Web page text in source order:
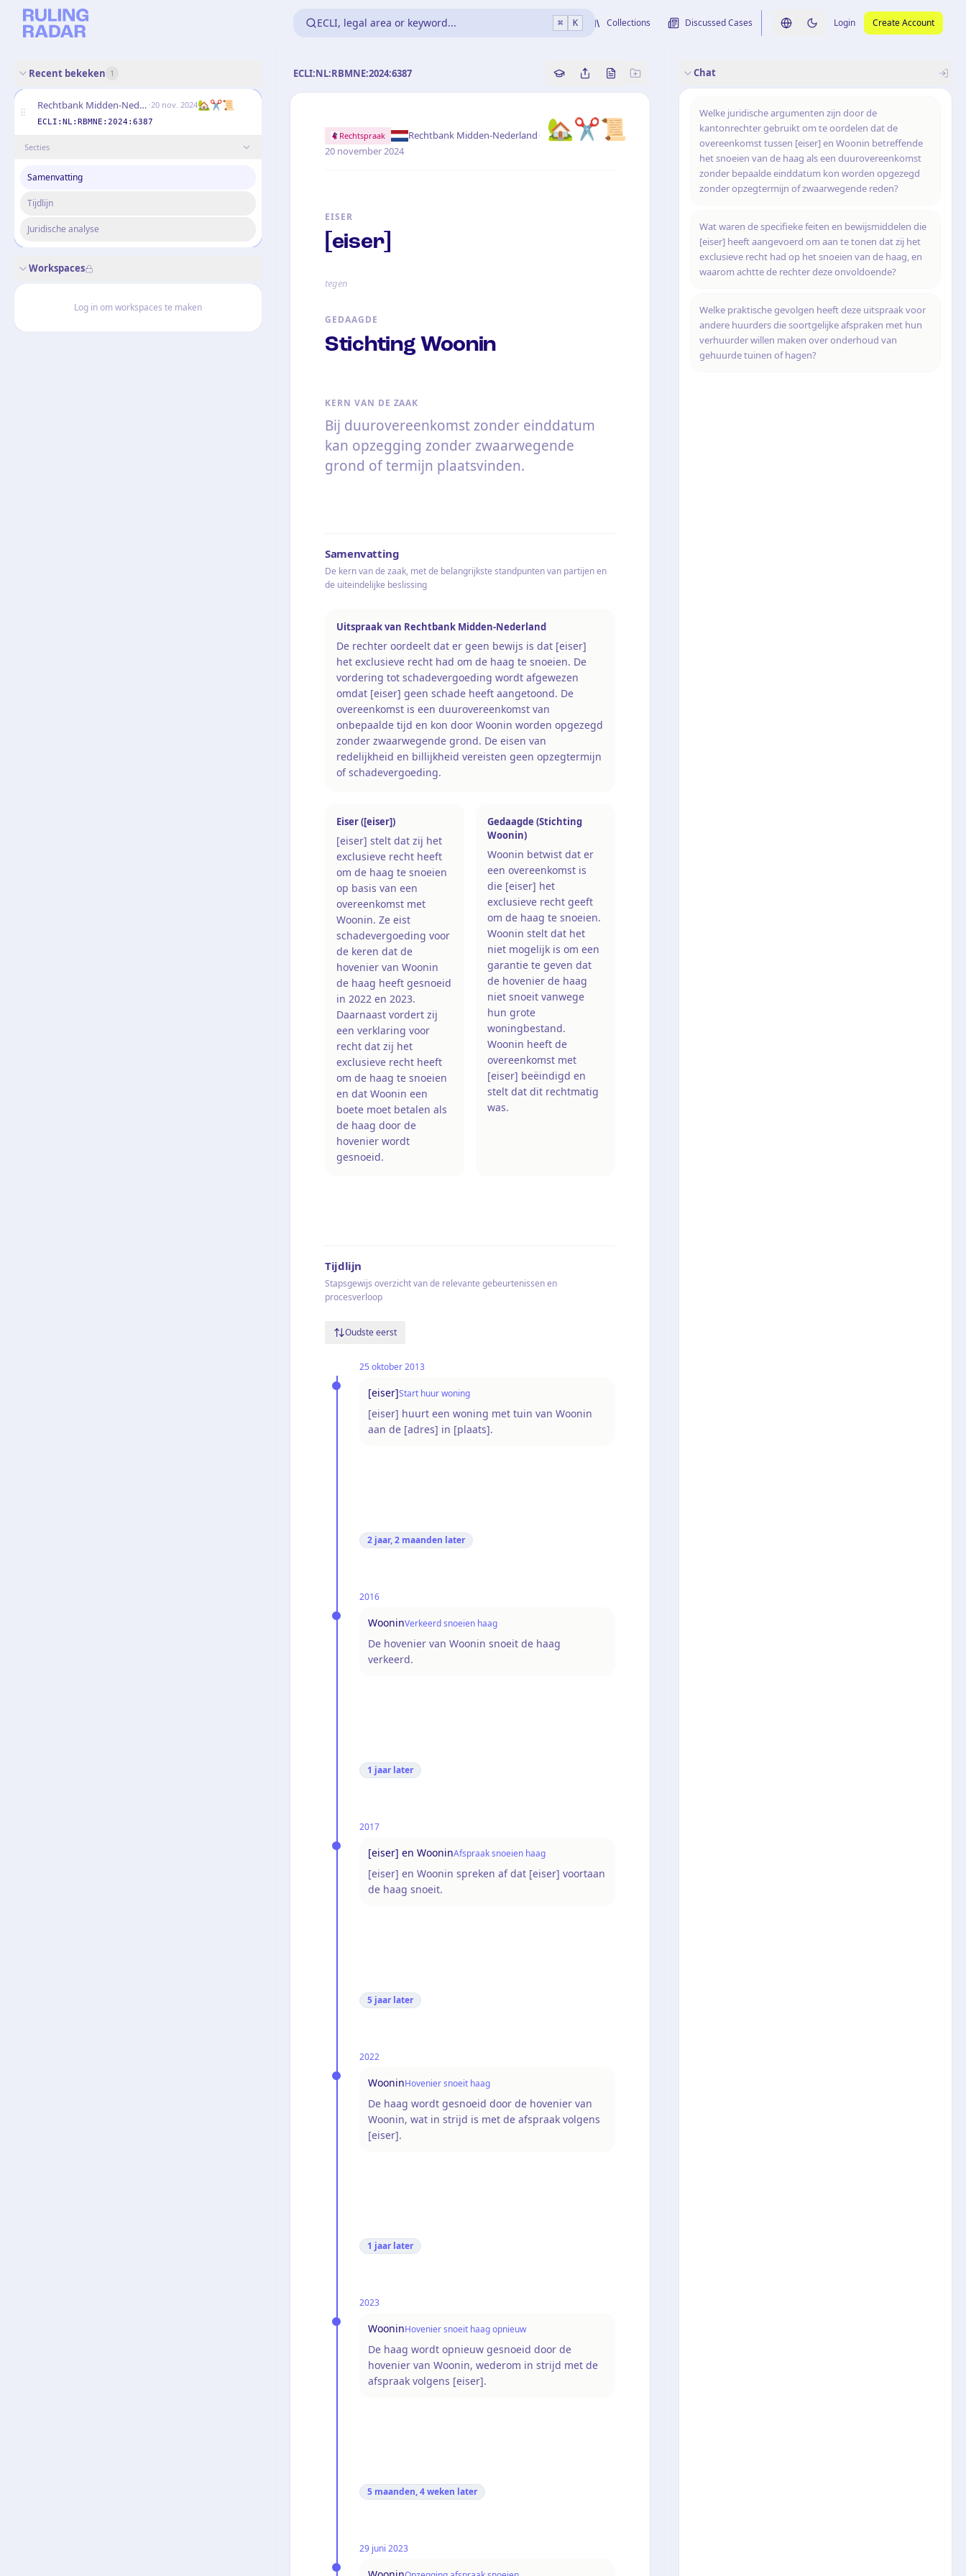
ECLI, legal area or keyword... ⌘ K Collections Discussed Cases Switch language
Switch to dark theme
Login Create Account
Recent bekeken 1
Rechtbank Midden-Nederland·20 nov. 2024🏡✂️📜
ECLI:NL:RBMNE:2024:6387
Secties
Samenvatting
Tijdlijn
Juridische analyse
Workspaces
Log in om workspaces te maken
ECLI:NL:RBMNE:2024:6387 Copy source reference
Share this analysis
Bekijk originele uitspraak
🏡✂️📜
Rechtspraak Rechtbank Midden-Nederland·
20 november 2024
EISER
[eiser]
tegen
GEDAAGDE
Stichting Woonin
KERN VAN DE ZAAK
Bij duurovereenkomst zonder einddatum
kan opzegging zonder zwaarwegende
grond of termijn plaatsvinden.
Samenvatting
De kern van de zaak, met de belangrijkste standpunten van partijen en
de uiteindelijke beslissing
Uitspraak van Rechtbank Midden-Nederland
De rechter oordeelt dat er geen bewijs is dat [eiser]
het exclusieve recht had om de haag te snoeien. De
vordering tot schadevergoeding wordt afgewezen
omdat [eiser] geen schade heeft aangetoond. De
overeenkomst is een duurovereenkomst van
onbepaalde tijd en kon door Woonin worden opgezegd
zonder zwaarwegende grond. De eisen van
redelijkheid en billijkheid vereisten geen opzegtermijn
of schadevergoeding.
Eiser ([eiser])
[eiser] stelt dat zij het
exclusieve recht heeft
om de haag te snoeien
op basis van een
overeenkomst met
Woonin. Ze eist
schadevergoeding voor
de keren dat de
hovenier van Woonin
de haag heeft gesnoeid
in 2022 en 2023.
Daarnaast vordert zij
een verklaring voor
recht dat zij het
exclusieve recht heeft
om de haag te snoeien
en dat Woonin een
boete moet betalen als
de haag door de
hovenier wordt
gesnoeid.
Gedaagde (Stichting
Woonin)
Woonin betwist dat er
een overeenkomst is
die [eiser] het
exclusieve recht geeft
om de haag te snoeien.
Woonin stelt dat het
niet mogelijk is om een
garantie te geven dat
de hovenier de haag
niet snoeit vanwege
hun grote
woningbestand.
Woonin heeft de
overeenkomst met
[eiser] beëindigd en
stelt dat dit rechtmatig
was.
Tijdlijn
Stapsgewijs overzicht van de relevante gebeurtenissen en
procesverloop
Oudste eerst
25 oktober 2013
[eiser]Start huur woning
[eiser] huurt een woning met tuin van Woonin
aan de [adres] in [plaats].
2 jaar, 2 maanden later
2016
WooninVerkeerd snoeien haag
De hovenier van Woonin snoeit de haag
verkeerd.
1 jaar later
2017
[eiser] en WooninAfspraak snoeien haag
[eiser] en Woonin spreken af dat [eiser] voortaan
de haag snoeit.
5 jaar later
2022
WooninHovenier snoeit haag
De haag wordt gesnoeid door de hovenier van
Woonin, wat in strijd is met de afspraak volgens
[eiser].
1 jaar later
2023
WooninHovenier snoeit haag opnieuw
De haag wordt opnieuw gesnoeid door de
hovenier van Woonin, wederom in strijd met de
afspraak volgens [eiser].
5 maanden, 4 weken later
29 juni 2023
Chat
Welke juridische argumenten zijn door de
kantonrechter gebruikt om te oordelen dat de
overeenkomst tussen [eiser] en Woonin betreffende
het snoeien van de haag als een duurovereenkomst
zonder bepaalde einddatum kon worden opgezegd
zonder opzegtermijn of zwaarwegende reden?
Wat waren de specifieke feiten en bewijsmiddelen die
[eiser] heeft aangevoerd om aan te tonen dat zij het
exclusieve recht had op het snoeien van de haag, en
waarom achtte de rechter deze onvoldoende?
Welke praktische gevolgen heeft deze uitspraak voor
andere huurders die soortgelijke afspraken met hun
verhuurder willen maken over onderhoud van
gehuurde tuinen of hagen?